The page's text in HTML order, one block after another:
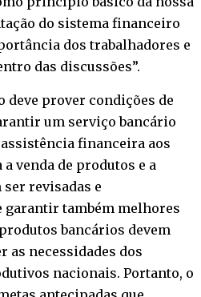
do sistema financeiro
dos trabalhadores e
das discussões”.
deve prover condições de
um serviço bancário
financeira aos
venda de produtos e a
revisadas e
garantir também melhores
bancários devem
as necessidades dos
nacionais. Portanto, o